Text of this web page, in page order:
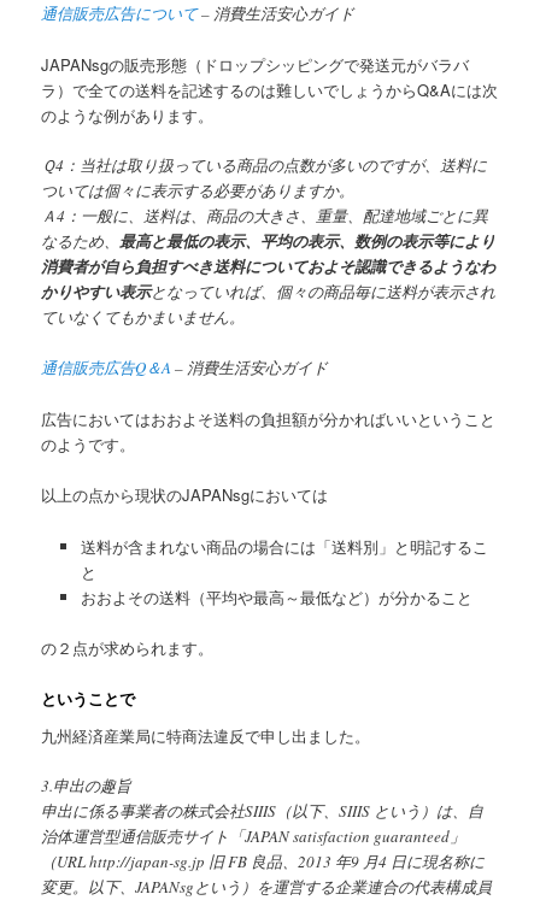
通信販売広告について– 消費生活安心ガイド
JAPANsgの販売形態（ドロップシッピングで発送元がバラバ
ラ）で全ての送料を記述するのは難しいでしょうからQ&Aには次
のような例があります。
Ｑ4：当社は取り扱っている商品の点数が多いのですが、送料に
ついては個々に表示する必要がありますか。
Ａ4：一般に、送料は、商品の大きさ、重量、配達地域ごとに異
なるため、最高と最低の表示、平均の表示、数例の表示等により
消費者が自ら負担すべき送料についておよそ認識できるようなわ
かりやすい表示となっていれば、個々の商品毎に送料が表示され
ていなくてもかまいません。
通信販売広告Q＆A – 消費生活安心ガイド
広告においてはおおよそ送料の負担額が分かればいいということ
のようです。
以上の点から現状のJAPANsgにおいては
送料が含まれない商品の場合には「送料別」と明記するこ
と
おおよその送料（平均や最高～最低など）が分かること
の２点が求められます。
ということで
九州経済産業局に特商法違反で申し出ました。
3.申出の趣旨
申出に係る事業者の株式会社SIIIS（以下、SIIIS という）は、自
治体運営型通信販売サイト「JAPAN satisfaction guaranteed」
（URL http://japan-sg.jp 旧 FB 良品、2013 年9 月4 日に現名称に
変更。以下、JAPANsgという）を運営する企業連合の代表構成員